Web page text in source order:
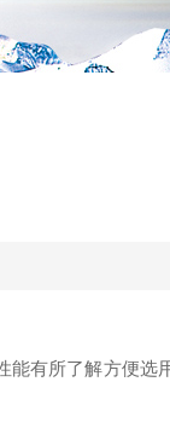
有所了解方便选